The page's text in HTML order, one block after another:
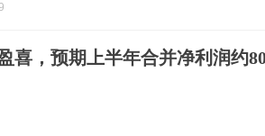
喜，预期上半年合并净利润约